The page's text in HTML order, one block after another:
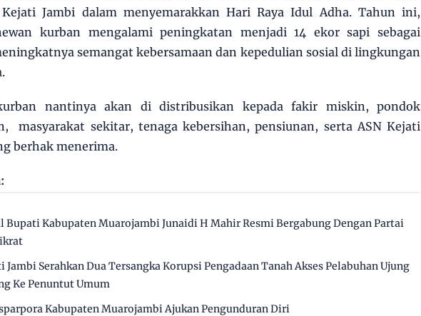
Jambi dalam menyemarakkan Hari Raya Idul Adha. Tahun ini,
kurban mengalami peningkatan menjadi 14 ekor sapi sebagai
semangat kebersamaan dan kepedulian sosial di lingkungan
nantinya akan di distribusikan kepada fakir miskin, pondok
masyarakat sekitar, tenaga kebersihan, pensiunan, serta ASN Kejati
berhak menerima.
Bupati Kabupaten Muarojambi Junaidi H Mahir Resmi Bergabung Dengan Partai
Jambi Serahkan Dua Tersangka Korupsi Pengadaan Tanah Akses Pelabuhan Ujung
Ke Penuntut Umum
Kabupaten Muarojambi Ajukan Pengunduran Diri